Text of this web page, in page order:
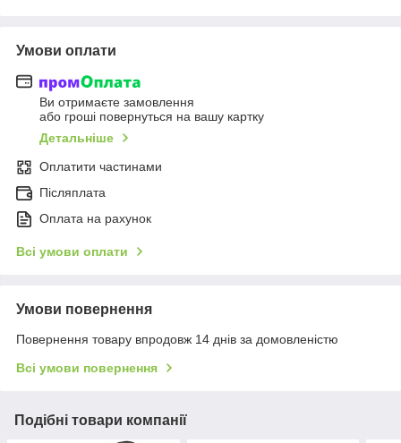
Умови оплати
Ви отримаєте замовлення
або гроші повернуться на вашу картку
Детальніше
Оплатити частинами
Післяплата
Оплата на рахунок
Всі умови оплати
Умови повернення
Повернення товару впродовж 14 днів за домовленістю
Всі умови повернення
Подібні товари компанії